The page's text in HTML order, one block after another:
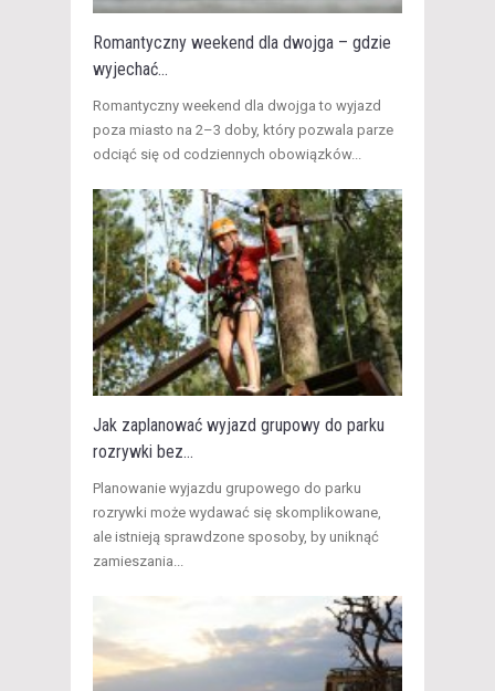
Romantyczny weekend dla dwojga – gdzie
wyjechać...
​Romantyczny weekend dla dwojga to wyjazd
poza miasto na 2–3 doby, który pozwala parze
odciąć się od codziennych obowiązków...
Jak zaplanować wyjazd grupowy do parku
rozrywki bez...
​Planowanie wyjazdu grupowego do parku
rozrywki może wydawać się skomplikowane,
ale istnieją sprawdzone sposoby, by uniknąć
zamieszania...